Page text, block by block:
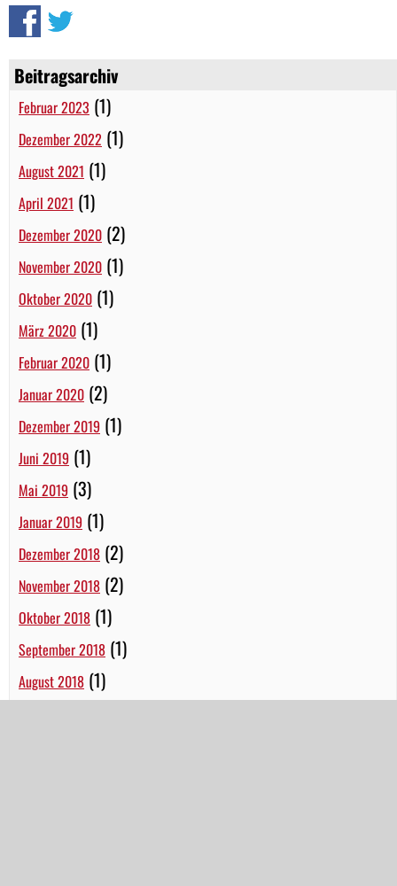
Beitragsarchiv
Februar 2023 (1)
Dezember 2022 (1)
August 2021 (1)
April 2021 (1)
Dezember 2020 (2)
November 2020 (1)
Oktober 2020 (1)
März 2020 (1)
Februar 2020 (1)
Januar 2020 (2)
Dezember 2019 (1)
Juni 2019 (1)
Mai 2019 (3)
Januar 2019 (1)
Dezember 2018 (2)
November 2018 (2)
Oktober 2018 (1)
September 2018 (1)
August 2018 (1)